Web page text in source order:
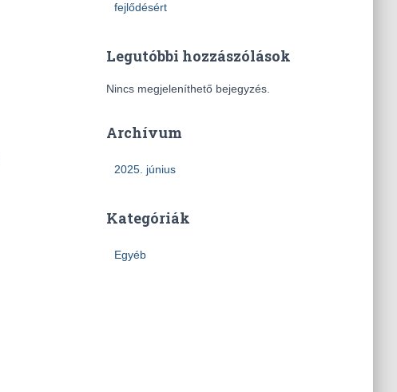
fejlődésért
Legutóbbi hozzászólások
Nincs megjeleníthető bejegyzés.
Archívum
2025. június
Kategóriák
Egyéb